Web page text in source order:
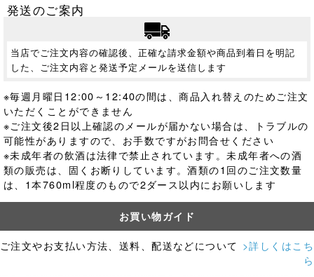
発送のご案内
当店でご注文内容の確認後、正確な請求金額や商品到着日を明記
した、ご注文内容と発送予定メールを送信します
※毎週月曜日12:00～12:40の間は、商品入れ替えのためご注文
いただくことができません
※ご注文後2日以上確認のメールが届かない場合は、トラブルの
可能性がありますので、お手数ですがお問合せください
※未成年者の飲酒は法律で禁止されています。未成年者への酒
類の販売は、固くお断りしています。酒類の1回のご注文数量
は、1本760ml程度のもので2ダース以内にお願いします
お買い物ガイド
ご注文やお支払い方法、送料、配送などについて >詳しくはこち
ら